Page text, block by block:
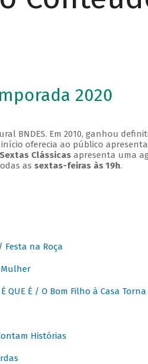
2020
BNDES. Em 2010, ganhou
oferecia ao público
Sextas Clássicasapresenta uma
as sextas-feiras às 19h.
/ Festa na Roça
Mulher
É QUE É / O Bom Filho à Casa Torna
Histórias